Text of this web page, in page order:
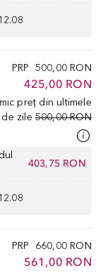
PRP 500,00 RON
425,00 RON
preț din ultimele
de zile 500,00 RON
403,75 RON
PRP 660,00 RON
561,00 RON